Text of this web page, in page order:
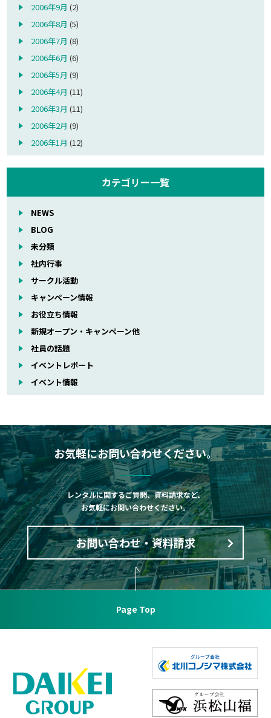
2006年9月 (2)
2006年8月 (5)
2006年7月 (8)
2006年6月 (6)
2006年5月 (9)
2006年4月 (11)
2006年3月 (11)
2006年2月 (9)
2006年1月 (12)
カテゴリー一覧
NEWS
BLOG
未分類
社内行事
サークル活動
キャンペーン情報
お役立ち情報
新規オープン・キャンペーン他
社員の話題
イベントレポート
イベント情報
お気軽にお問い合わせください。
レンタルに関するご質問、資料請求など、
お気軽にお問い合わせください。
お問い合わせ・資料請求
Page Top